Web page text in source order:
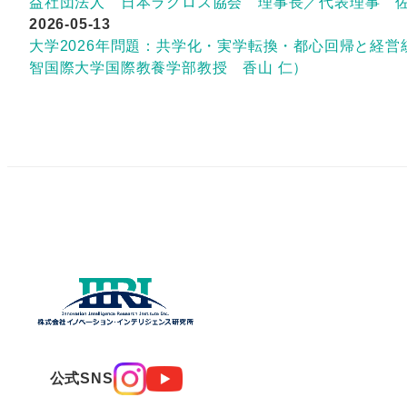
2026-05-13
大学2026年問題：共学化・実学転換・都心回帰と経営
智国際大学国際教養学部教授 香山 仁）
公式SNS